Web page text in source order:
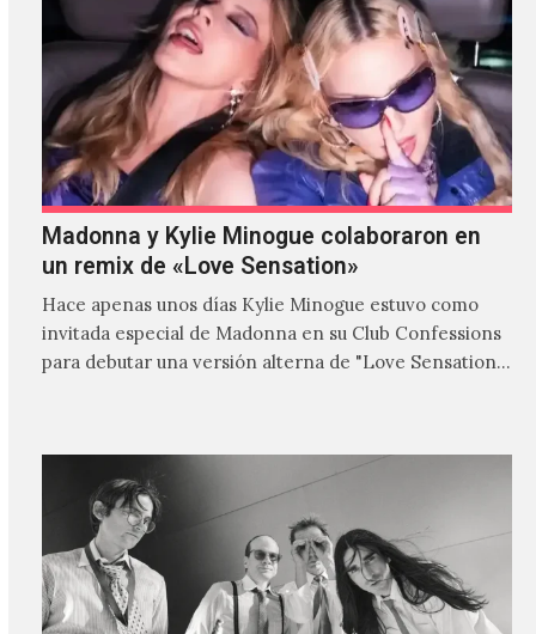
Madonna y Kylie Minogue colaboraron en
un remix de «Love Sensation»
Hace apenas unos días Kylie Minogue estuvo como
invitada especial de Madonna en su Club Confessions
para debutar una versión alterna de "Love Sensation",